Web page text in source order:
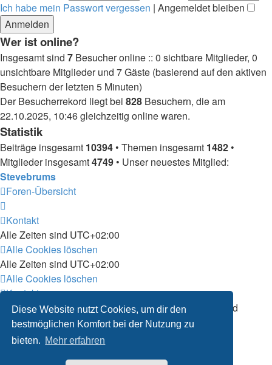
Diese Website nutzt Cookies, um dir den
bestmöglichen Komfort bei der Nutzung zu
bieten. Mehr erfahren
Ich habe mein Passwort vergessen | Angemeldet bleiben
Wer ist online?
Insgesamt sind 7 Besucher online :: 0 sichtbare Mitglieder, 0
unsichtbare Mitglieder und 7 Gäste (basierend auf den aktiven
Besuchern der letzten 5 Minuten)
Der Besucherrekord liegt bei 828 Besuchern, die am
22.10.2025, 10:46 gleichzeitig online waren.
Statistik
Beiträge insgesamt 10394 • Themen insgesamt 1482 •
Mitglieder insgesamt4749 • Unser neuestes Mitglied:
Stevebrums
Foren-Übersicht
Kontakt
Alle Zeiten sind UTC+02:00
Alle Cookies löschen
Alle Zeiten sind UTC+02:00
Alle Cookies löschen
Kontakt
Powered byphpBB® Forum Software © phpBB Limited
Deutsche Übersetzung durch phpBB.de
Datenschutz|Nutzungsbedingungen